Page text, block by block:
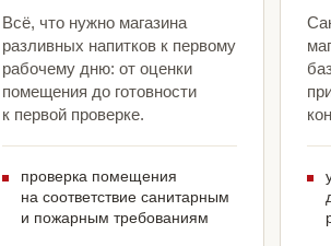
Всё, что нужно магазина
разливных напитков к первому
рабочему дню: от оценки
помещения до готовности
к первой проверке.
проверка помещения
на соответствие санитарным
и пожарным требованиям